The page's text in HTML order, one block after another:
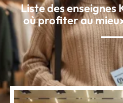
Liste des enseignes
où profiter au